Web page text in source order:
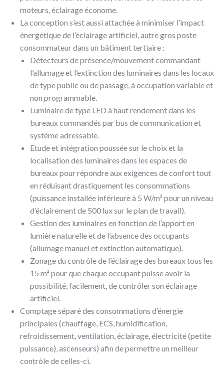
moteurs, éclairage économe.
La conception s’est aussi attachée à minimiser l’impact
énergétique de l’éclairage artificiel, autre gros poste
consommateur dans un bâtiment tertiaire :
Détecteurs de présence/mouvement commandant
l’allumage et l’extinction des luminaires dans les locaux
de type public ou de passage, à occupation variable et
non programmable.
Luminaire de type LED à haut rendement dans les
bureaux commandés par bus de communication et
système adressable.
Etude et intégration poussée sur le choix et la
localisation des luminaires dans les espaces de
bureaux pour répondre aux exigences de confort tout
en réduisant drastiquement les consommations
(puissance installée inférieure à 5 W/m² pour un niveau
d’éclairement de 500 lux sur le plan de travail).
Gestion des luminaires en fonction de l’apport en
lumière naturelle et de l’absence des occupants
(allumage manuel et extinction automatique).
Zonage du contrôle de l’éclairage des bureaux tous les
15 m² pour que chaque occupant puisse avoir la
possibilité, facilement, de contrôler son éclairage
artificiel.
Comptage séparé des consommations d’énergie
principales (chauffage, ECS, humidification,
refroidissement, ventilation, éclairage, électricité (petite
puissance), ascenseurs) afin de permettre un meilleur
contrôle de celles-ci.